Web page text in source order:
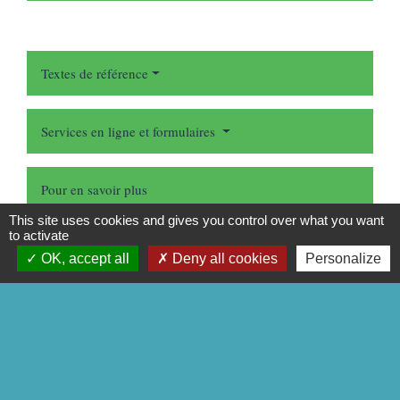
Textes de référence
Services en ligne et formulaires
Pour en savoir plus
Norme AFNOR XP X50-123 - Juillet 2020 (payant)
Association française de normalisation (Afnor)
This site uses cookies and gives you control over what you want
to activate
OK, accept all
Deny all cookies Personalize